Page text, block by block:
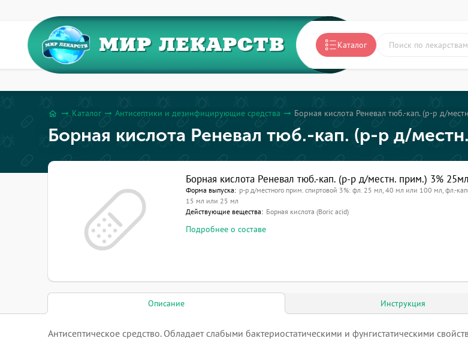
МИР ЛЕКАРСТВ Каталог
home arrow_right_alt Каталог arrow_right_alt Антисептики и дезинфицирующие средства arrow_right_alt Борная кислота Реневал тюб.-кап. (р-р д/
Борная кислота Реневал тюб.-кап. (р-р д/
Борная кислота Реневал тюб.-кап. (р-р д/местн. прим.) 3% 25мл
Форма выпуска: р-р д/местного прим. спиртовой 3%: фл. 25 мл, 40 мл или 100 мл, фл.-
15 мл или 25 мл
Действующие вещества: Борная кислота (Boric acid)
Подробнее о составе
Описание Инструкция
Антисептическое средство. Обладает слабыми бактериостатическими и фунгистатическими